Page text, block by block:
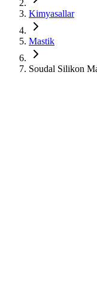
Kimyasallar
Mastik
Soudal Silikon